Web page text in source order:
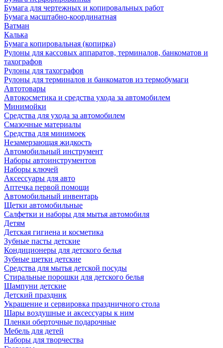
Бумага для чертежных и копировальных работ
Бумага масштабно-координатная
Ватман
Калька
Бумага копировальная (копирка)
Рулоны для кассовых аппаратов, терминалов, банкоматов и
тахографов
Рулоны для тахографов
Рулоны для терминалов и банкоматов из термобумаги
Автотовары
Автокосметика и средства ухода за автомобилем
Минимойки
Средства для ухода за автомобилем
Смазочные материалы
Средства для минимоек
Незамерзающая жидкость
Автомобильный инструмент
Наборы автоинструментов
Наборы ключей
Аксессуары для авто
Аптечка первой помощи
Автомобильный инвентарь
Щетки автомобильные
Салфетки и наборы для мытья автомобиля
Детям
Детская гигиена и косметика
Зубные пасты детские
Кондиционеры для детского белья
Зубные щетки детские
Средства для мытья детской посуды
Стиральные порошки для детского белья
Шампуни детские
Детский праздник
Украшение и сервировка праздничного стола
Шары воздушные и аксессуары к ним
Пленки оберточные подарочные
Мебель для детей
Наборы для творчества